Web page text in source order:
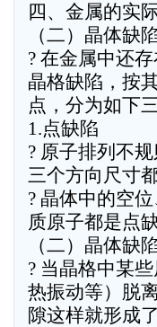
四、金属的实
（二）晶体缺
? 在金属中还
晶格缺陷，按
点，分为如下
1.点缺陷
? 原子排列不
三个方向尺寸都
? 晶体中的空
质原子都是点
（二）晶体缺
? 当晶格中某
热振动等）脱
隙这样就形成